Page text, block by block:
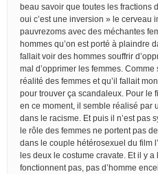
beau savoir que toutes les fractions
oui c’est une inversion » le cerveau
pauvrezoms avec des méchantes
hommes qu’on est porté à plaindre
fallait voir des hommes souffrir
mal d’opprimer les femmes. Comme
réalité des femmes et qu’il fallait
pour trouver ça scandaleux. Pour
en ce moment, il semble réalisé par
dans le racisme. Et puis il n’est pas
le rôle des femmes ne portent pas
dans le couple hétérosexuel du film
les deux le costume cravate. Et il y a
fonctionnent pas, pas d’homme